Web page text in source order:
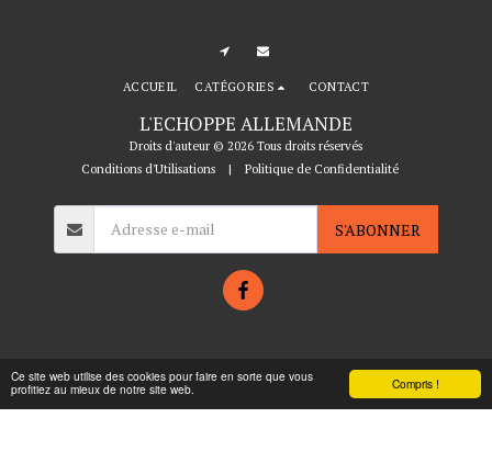
Compris !
Ce site web utilise des cookies pour faire en sorte que vous
profitiez au mieux de notre site web.
L'ECHOPPE ALLEMANDE
Droits d'auteur © 2026 Tous droits réservés
Conditions d'Utilisations| Politique de Confidentialité
ACCUEIL CATÉGORIES CONTACT
S'ABONNER